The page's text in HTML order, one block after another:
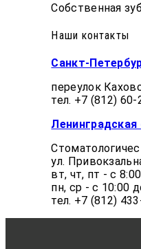
Собственная
Наши контакты
Санкт-
переулок
тел. +7 (812)
Ленинградская
ул.
вт, чт, пт - с
пн, ср - с 10:00
тел. +7 (812)